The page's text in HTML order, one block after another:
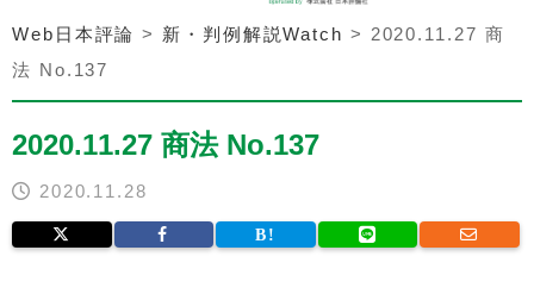
Web日本評論 > 新・判例解説Watch > 2020.11.27 商
法 No.137
2020.11.27 商法 No.137
2020.11.28